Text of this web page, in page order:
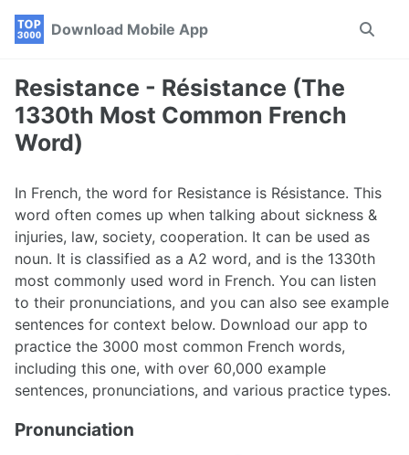
Skip
navigation
Skip
Skip
Download Mobile App
Toggle
Resistance - Résistance (The
1330th Most Common French
Word)
In French, the word for Resistance is Résistance. This
word often comes up when talking about sickness &
injuries, law, society, cooperation. It can be used as
noun. It is classified as a A2 word, and is the 1330th
most commonly used word in French. You can listen
to their pronunciations, and you can also see example
sentences for context below. Download our app to
practice the 3000 most common French words,
including this one, with over 60,000 example
sentences, pronunciations, and various practice types.
Pronunciation